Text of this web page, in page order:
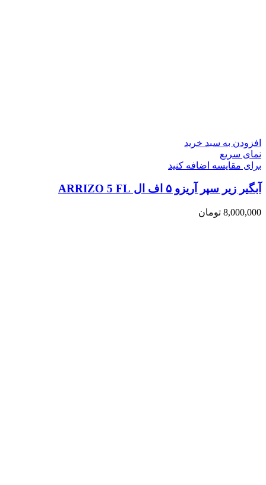
افزودن به سبد خرید
نمای سریع
برای مقایسه اضافه کنید
آبگیر زیر سپر آریزو ۵ اف ال ARRIZO 5 FL
8,000,000 تومان